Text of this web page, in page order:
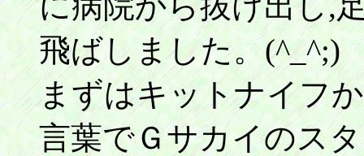
飛ばしました。
まずはキットナイフ
言葉でＧサカイのス